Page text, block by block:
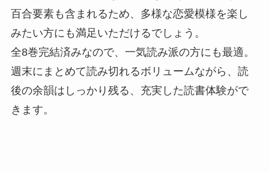
百合要素も含まれるため、多様な恋愛模様を楽し
みたい方にも満足いただけるでしょう。
全8巻完結済みなので、一気読み派の方にも最適。
週末にまとめて読み切れるボリュームながら、読
後の余韻はしっかり残る、充実した読書体験がで
きます。